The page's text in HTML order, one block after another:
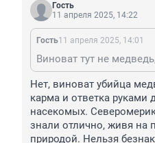
Гость
11 апреля 2025, 14:22
Гость11 апреля 2025, 14:01
Нет, виноват убийца
карма и ответка руками
насекомых.
знали отлично, живя на
природой. Нельзя